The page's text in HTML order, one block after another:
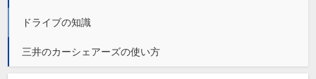
ドライブの知識
三井のカーシェアーズの使い方